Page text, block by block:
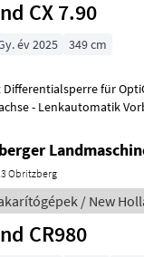
CX 7.90
év 2025 349 cm
für
- Lenkautomatik
Obritzberg
/ New
CR980